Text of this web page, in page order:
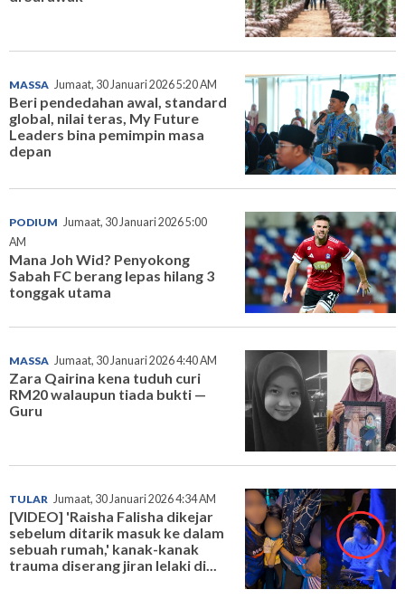
MASSA Jumaat, 30 Januari 2026 5:20 AM
Beri pendedahan awal, standard
global, nilai teras, My Future
Leaders bina pemimpin masa
depan
PODIUM Jumaat, 30 Januari 2026 5:00
AM
Mana Joh Wid? Penyokong
Sabah FC berang lepas hilang 3
tonggak utama
MASSA Jumaat, 30 Januari 2026 4:40 AM
Zara Qairina kena tuduh curi
RM20 walaupun tiada bukti —
Guru
TULAR Jumaat, 30 Januari 2026 4:34 AM
[VIDEO] 'Raisha Falisha dikejar
sebelum ditarik masuk ke dalam
sebuah rumah,' kanak-kanak
trauma diserang jiran lelaki di...